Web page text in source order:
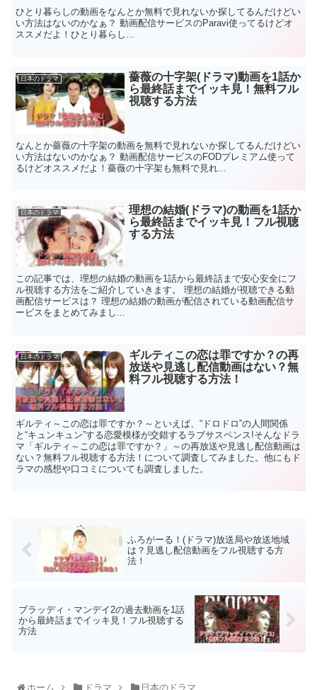
ひとり暮らしの動画をなんとか無料で見れないか探してるんだけどい
い方法はないのかなぁ？ 動画配信サービスのParavi使ってるけどオ
ススメだよ！ひとり暮らし...
日本のドラマ
薔薇の十字架(ドラマ)動画を1話か
ら最終話までイッキ見！無料フル
視聴する方法
なんとか薔薇の十字架の動画を無料で見れないか探してるんだけどい
い方法はないのかなぁ？ 動画配信サービスのFODプレミアム使って
るけどオススメだよ！薔薇の十字架も無料で見れ...
日本のドラマ
理想の結婚(ドラマ)の動画を1話か
ら最終話までイッキ見！フル視聴
する方法
この記事では、理想の結婚の動画を1話から最終話まで安心安全にフ
ル視聴する方法をご紹介していきます。 理想の結婚が視聴できる動
画配信サービスは？ 理想の結婚の動画が配信されている動画配信サ
ービスをまとめてみまし...
日本のドラマ
ギルティこの恋は罪ですか？の再
放送や見逃し配信動画はない？無
料フル視聴する方法！
ギルティ～この恋は罪ですか？～といえば、“ドロドロ”の人間関係
と“キュンキュン”する恋愛模様が交錯するラブサスペンス!そんなドラ
マ「ギルティ～この恋は罪ですか？」～の再放送や見逃し配信動画は
ない？無料フル視聴する方法！について調査してみました。他にもド
ラマの感想や口コミについても調査しました。
ふろがーる！(ドラマ)放送局や放送地域
は？見逃し配信動画をフル視聴する方
法！
ブラッディ・マンデイ2の過去動画を1話
から最終話までイッキ見！フル視聴する
方法
ホーム ドラマ 日本のドラマ